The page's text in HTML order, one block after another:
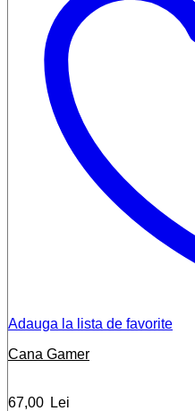
Adauga la lista de favorite
Cana Gamer
67,00 Lei